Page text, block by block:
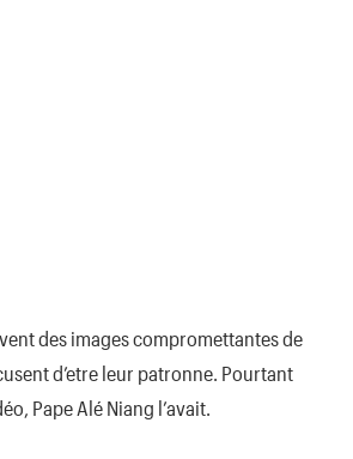
des images compromettantes de
d’etre leur patronne. Pourtant
Pape Alé Niang l’avait.